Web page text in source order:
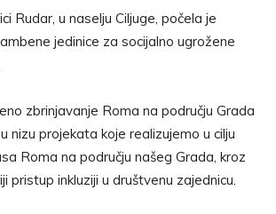
Rudar, u naselju Ciljuge, počela je
jedinice za socijalno ugrožene
zbrinjavanje Roma na području Grada
nizu projekata koje realizujemo u cilju
Roma na području našeg Grada, kroz
pristup inkluziji u društvenu zajednicu.